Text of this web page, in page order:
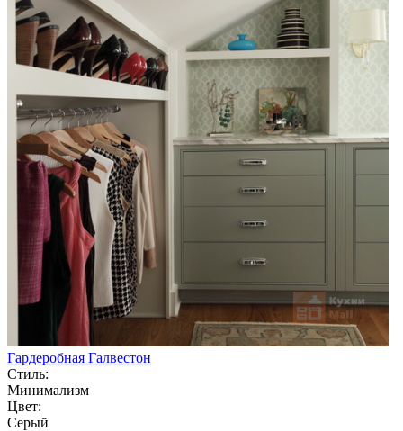
Гардеробная Галвестон
Стиль:
Минимализм
Цвет:
Серый